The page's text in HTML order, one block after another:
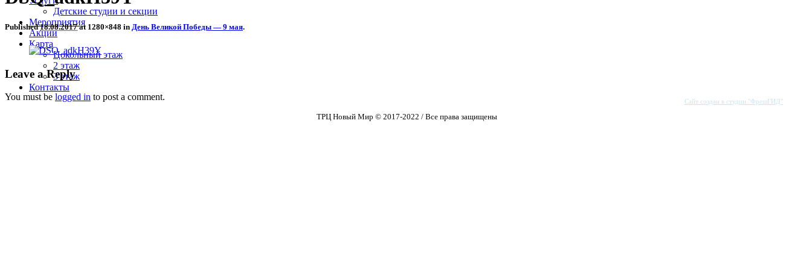
Детские студии и секции
Мероприятия
Акции
Карта
Цокольный этаж
2 этаж
3 этаж
Контакты
Published18.08.2017at 1280×848 in День Великой Победы — 9 мая.
Leave a Reply
You must be logged in to post a comment.
ТРЦ Новый Мир © 2017-2022 / Все права защищены
Сайт создан в студии "ФрешГИД"